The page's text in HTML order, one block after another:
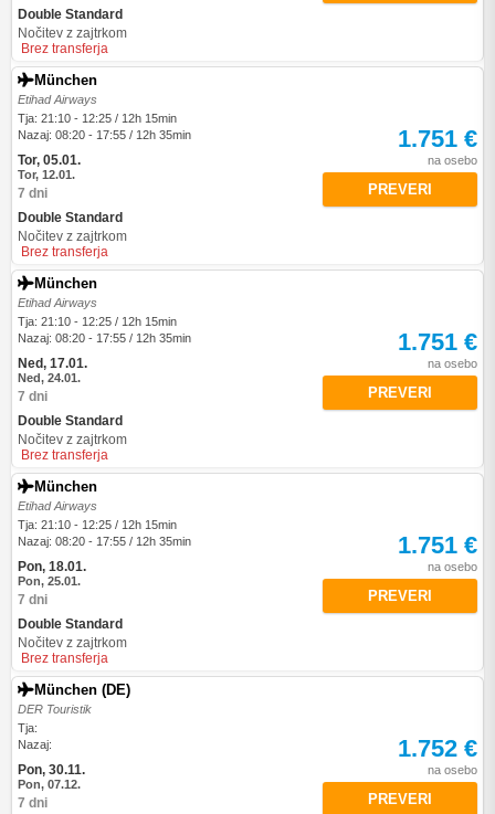
Double Standard
Nočitev z zajtrkom
Brez transferja
München
Etihad Airways
Tja: 21:10 - 12:25 / 12h 15min
Nazaj: 08:20 - 17:55 / 12h 35min
Tor, 05.01.
Tor, 12.01.
7 dni
Double Standard
Nočitev z zajtrkom
Brez transferja
1.751 €
na osebo
PREVERI
München
Etihad Airways
Tja: 21:10 - 12:25 / 12h 15min
Nazaj: 08:20 - 17:55 / 12h 35min
Ned, 17.01.
Ned, 24.01.
7 dni
Double Standard
Nočitev z zajtrkom
Brez transferja
1.751 €
na osebo
PREVERI
München
Etihad Airways
Tja: 21:10 - 12:25 / 12h 15min
Nazaj: 08:20 - 17:55 / 12h 35min
Pon, 18.01.
Pon, 25.01.
7 dni
Double Standard
Nočitev z zajtrkom
Brez transferja
1.751 €
na osebo
PREVERI
München (DE)
DER Touristik
Tja:
Nazaj:
Pon, 30.11.
Pon, 07.12.
7 dni
1.752 €
na osebo
PREVERI